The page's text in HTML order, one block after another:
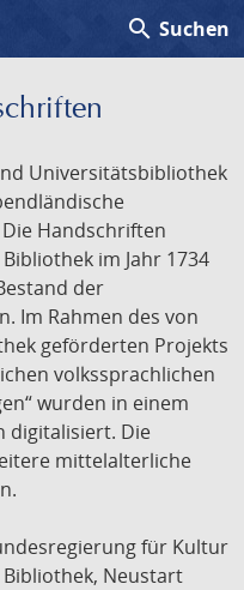
search Suchen
Universitätsbibliothek
Handschriften
im Jahr 1734
der
Im Rahmen des von
geförderten Projekts
volkssprachlichen
wurden in einem
digitalisiert. Die
mittelalterliche
für Kultur
Neustart